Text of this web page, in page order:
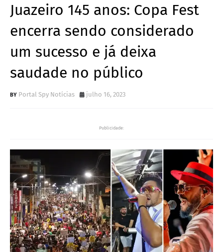
Juazeiro 145 anos: Copa Fest
encerra sendo considerado
um sucesso e já deixa
saudade no público
Portal Spy Notícias julho 16, 2023
Publicidade: